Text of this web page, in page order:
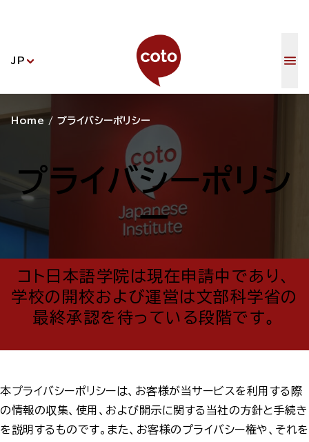
JP コト日本語
Home / プライバシーポリシー
プライバシーポリシ
ー
コト日本語学院は現在申請中であり、
学校の開校および運営は文部科学省の
最終承認を待っている段階です。
本プライバシーポリシーは、お客様が当サービスを利用する際
の情報の収集、使用、および開示に関する当社の方針と手続き
を説明するものです。また、お客様のプライバシー権や、それを